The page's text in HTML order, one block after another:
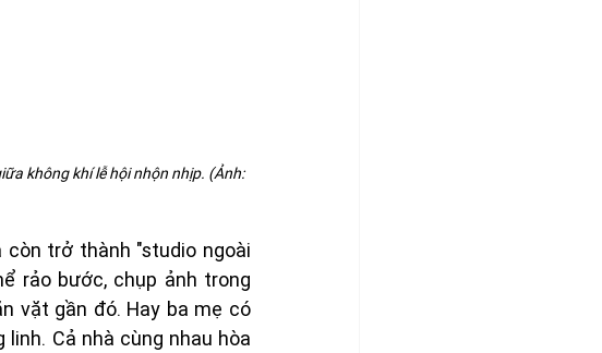
không khí lễ hội nhộn nhịp. (Ảnh:
trở thành "studio ngoài
rảo bước, chụp ảnh trong
vặt gần đó. Hay ba mẹ có
Cả nhà cùng nhau hòa